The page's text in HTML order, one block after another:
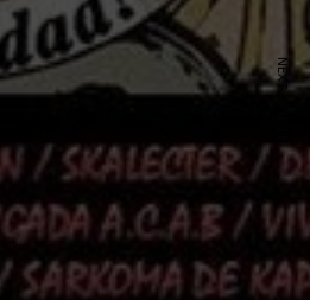
NEXT ARTICLE